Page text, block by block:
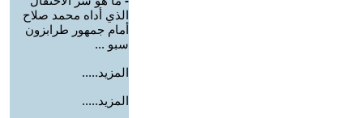
الذي أداه محمد صلاح
أمام جمهور طرابزون
سبو ...
المزيد.....
المزيد.....